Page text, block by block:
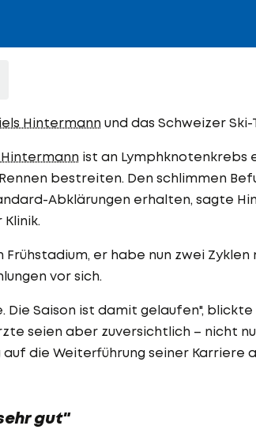
Hintermann und das Schweizer Ski-
ist an Lymphknotenkrebs
bestreiten. Den schlimmen
Abklärungen erhalten, sagte
Frühstadium, er habe nun zwei
vor sich.
Die Saison ist damit gelaufen",
seien aber zuversichtlich – nicht
die Weiterführung seiner Karriere
gut"